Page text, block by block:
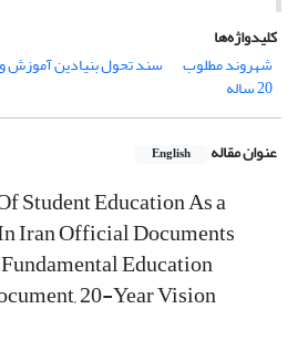
کلیدواژه‌ها
شهروند مطلوب
سند تحول بنیادین آموزش
20 ساله
عنوان مقاله English
Student Education As a
Iran Official Documents
Education
20-Year Vision